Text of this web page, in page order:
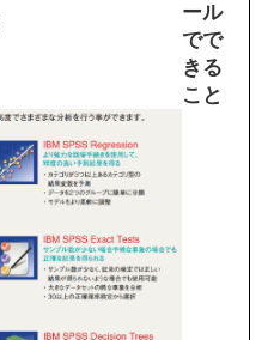
ール
でで
きる
こと